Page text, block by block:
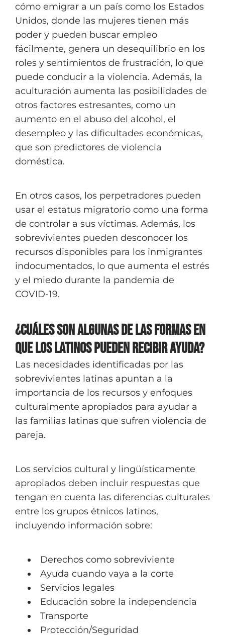
cómo emigrar a un país como los Estados
Unidos, donde las mujeres tienen más
poder y pueden buscar empleo
fácilmente, genera un desequilibrio en los
roles y sentimientos de frustración, lo que
puede conducir a la violencia. Además, la
aculturación aumenta las posibilidades de
otros factores estresantes, como un
aumento en el abuso del alcohol, el
desempleo y las dificultades económicas,
que son predictores de violencia
doméstica.
En otros casos, los perpetradores pueden
usar el estatus migratorio como una forma
de controlar a sus víctimas. Además, los
sobrevivientes pueden desconocer los
recursos disponibles para los inmigrantes
indocumentados, lo que aumenta el estrés
y el miedo durante la pandemia de
COVID-19.
¿Cuáles son Algunas de las Formas en
que los Latinos Pueden Recibir Ayuda?
Las necesidades identificadas por las
sobrevivientes latinas apuntan a la
importancia de los recursos y enfoques
culturalmente apropiados para ayudar a
las familias latinas que sufren violencia de
pareja.
Los servicios cultural y lingüísticamente
apropiados deben incluir respuestas que
tengan en cuenta las diferencias culturales
entre los grupos étnicos latinos,
incluyendo información sobre:
​​Derechos como sobreviviente
Ayuda cuando vaya a la corte
Servicios legales
Educación sobre la independencia
Transporte
Protección/Seguridad